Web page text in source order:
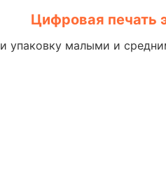
Цифровая печать
и упаковку малыми и